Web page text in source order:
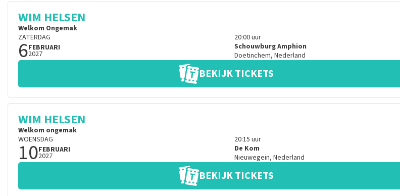
WIM HELSEN
Welkom Ongemak
ZATERDAG
6FEBRUARI
2027
20:00uur
Schouwburg Amphion
Doetinchem, Nederland
BEKIJK TICKETS
WIM HELSEN
Welkom ongemak
WOENSDAG
10FEBRUARI
2027
20:15 uur
De Kom
Nieuwegein, Nederland
BEKIJK TICKETS